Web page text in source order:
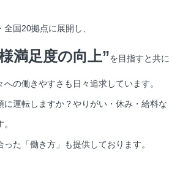
国20拠点に展開し、
満足度の向上”を目指すと共に
への働きやすさも日々追求しています。
運転しますか？やりがい・休み・給料な
た「働き方」も提供しております。